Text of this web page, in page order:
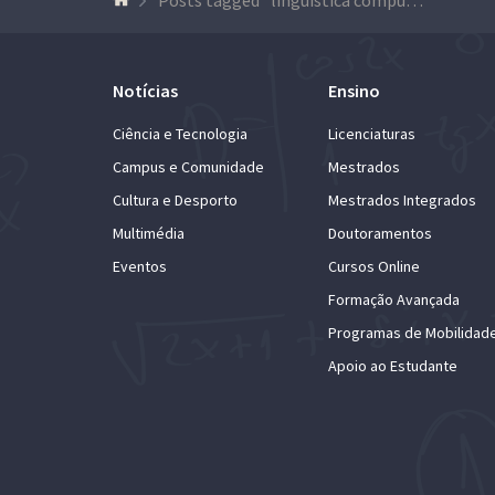
Notícias
Ciência e Tecnologia
Campus e Comunidade
Cultura e Desporto
Multimédia
Eventos
Ensino
Licenciaturas
Mestrados
Mestrados Integrados
Doutoramentos
Cursos Online
Formação Avançada
Programas de
Apoio ao Estudante